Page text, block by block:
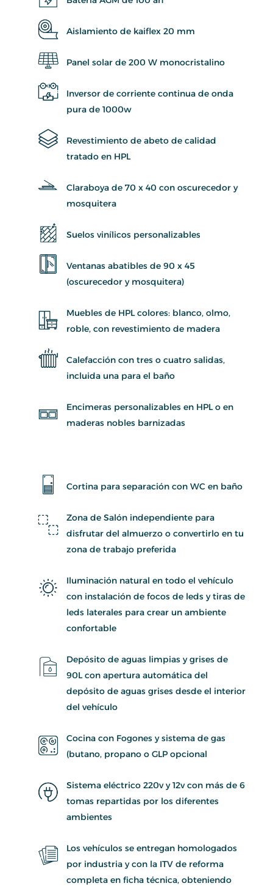
Aislamiento de kaiflex 20 mm
Panel solar de 200 W monocristalino
Inversor de corriente continua de onda
pura de 1000w
Revestimiento de abeto de calidad
tratado en HPL
Claraboya de 70 x 40 con oscurecedor y
mosquitera
Suelos vinílicos personalizables
Ventanas abatibles de 90 x 45
(oscurecedor y mosquitera)
Muebles de HPL colores: blanco, olmo,
roble, con revestimiento de madera
Calefacción con tres o cuatro salidas,
incluida una para el baño
Encimeras personalizables en HPL o en
maderas nobles barnizadas
Cortina para separación con WC en baño
Zona de Salón independiente para
disfrutar del almuerzo o convertirlo en tu
zona de trabajo preferida
Iluminación natural en todo el vehículo
con instalación de focos de leds y tiras de
leds laterales para crear un ambiente
confortable
Depósito de aguas limpias y grises de
90L con apertura automática del
depósito de aguas grises desde el interior
del vehículo
Cocina con Fogones y sistema de gas
(butano, propano o GLP opcional
Sistema eléctrico 220v y 12v con más de 6
tomas repartidas por los diferentes
ambientes
Los vehículos se entregan homologados
por industria y con la ITV de reforma
completa en ficha técnica, obteniendo